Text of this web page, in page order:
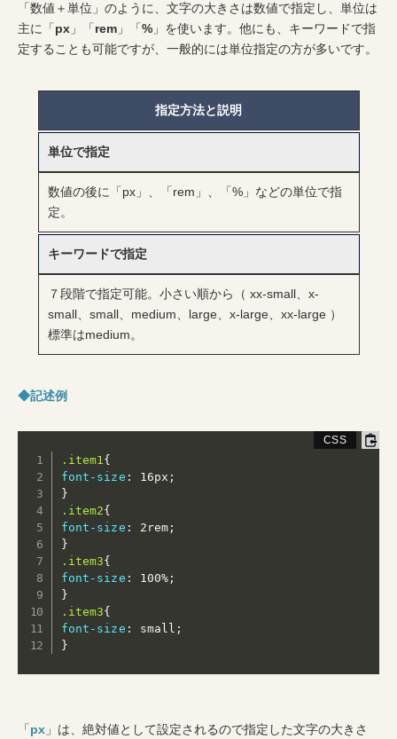
「数値＋単位」のように、文字の大きさは数値で指定し、単位は
主に「px 」「rem 」「% 」を使います。他にも、キーワードで指
定することも可能ですが、一般的には単位指定の方が多いです。
指定方法と説明
単位で指定
数値の後に「px」、「rem」、「%」などの単位で指
定。
キーワードで指定
７段階で指定可能。小さい順から（ xx-small、x-
small、small、medium、large、x-large、xx-large ）
標準はmedium。
◆記述例
.item1{
font-size : 16px ;
}
.item2{
font-size : 2rem ;
}
.item3{
font-size : 100% ;
}
.item3{
font-size : small ;
}
「px 」は、絶対値として設定されるので指定した文字の大きさ